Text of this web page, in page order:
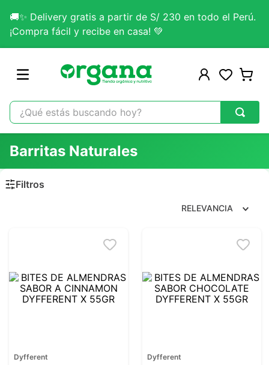
🚚✨ Delivery gratis a partir de S/ 230 en todo el Perú.
¡Compra fácil y recibe en casa! 💚
¿Qué estás buscando hoy?
1.
omega 3
2.
citrato magnesio
glicinato magnesio
7.
magnesio
8.
stevia
Barritas Naturales
RELEVANCIA
Dyfferent Dyfferent